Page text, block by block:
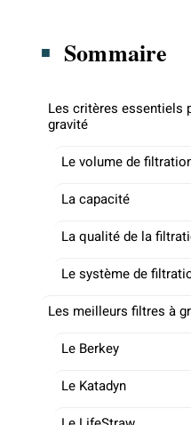
Sommaire
Les critères essentiels
gravité
Le volume de
La capacité
La qualité de la
Le système de
Les meilleurs filtres à
Le Berkey
Le Katadyn